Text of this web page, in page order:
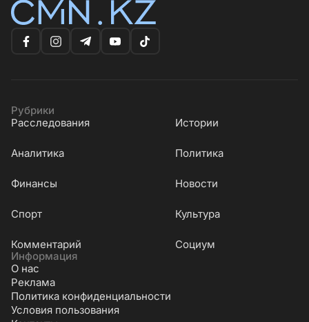
Рубрики
Расследования
Истории
Аналитика Политика
Финансы Новости
Cпорт Культура
Комментарий
Социум
Информация
О нас
Реклама
Политика конфиденциальности
Условия пользования